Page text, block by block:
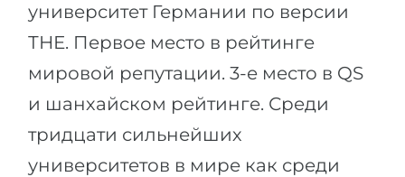
университет Германии по версии
ТНЕ. Первое место в рейтинге
мировой репутации. 3-е место в QS
и шанхайском рейтинге. Среди
тридцати сильнейших
университетов в мире как среди